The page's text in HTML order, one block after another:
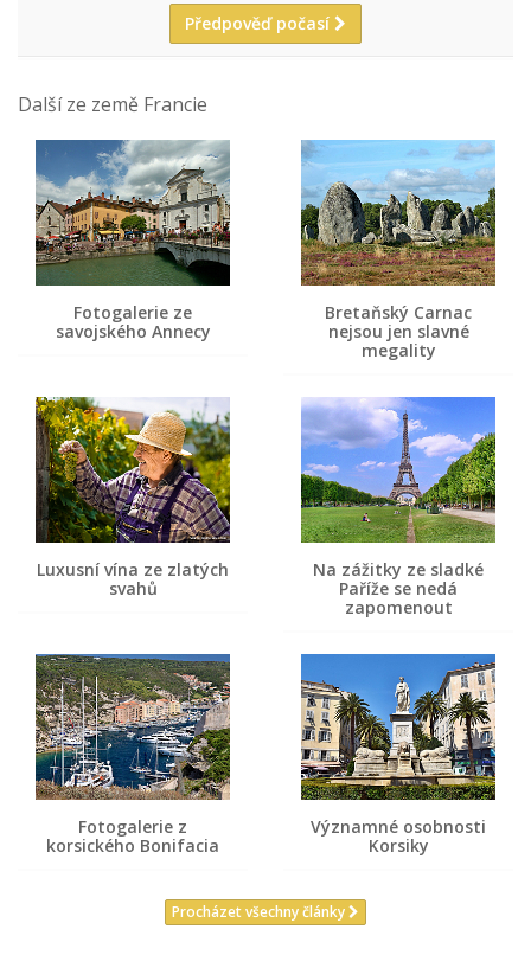
Předpověď počasí
Další ze země Francie
Fotogalerie ze
savojského Annecy
Bretaňský Carnac
nejsou jen slavné
megality
Luxusní vína ze zlatých
svahů
Na zážitky ze sladké
Paříže se nedá
zapomenout
Fotogalerie z
korsického Bonifacia
Významné osobnosti
Korsiky
Procházet všechny články